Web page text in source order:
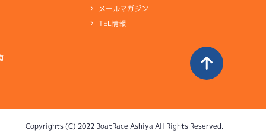
メールマガジン
TEL情報
Copyrights (C) 2022 BoatRace Ashiya All Rights Reserved.